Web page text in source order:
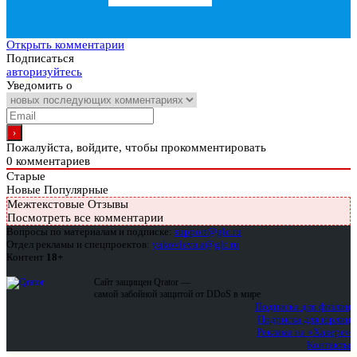
Открыть комментарии
Подписаться
авторизуйтесь
Уведомить о
Пожалуйста, войдите, чтобы прокомментировать
0 комментариев
Старые
Новые Популярные
Межтекстовые Отзывы
Посмотреть все комментарии
Вопросы по материалам и подписке: support@glc.ru
Отдел рекламы и спецпроектов: yakovleva.a@glc.ru
Контент 18+
Сайт защищен Qrator —
самой забойной защитой от DDoS в мире
Подписка для физлиц
Подписка для юрлиц
Реклама на «Хакере»
Контакты